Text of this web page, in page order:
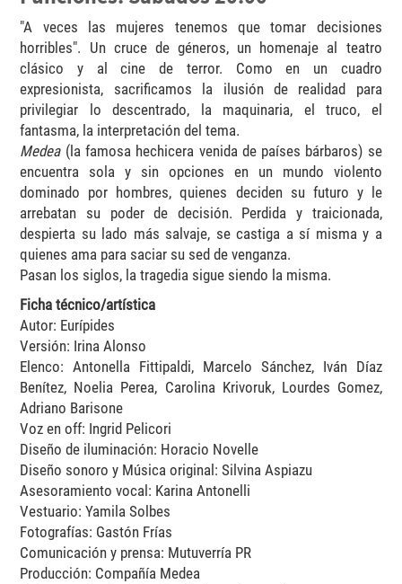
"A veces las mujeres tenemos que tomar decisiones
horribles". Un cruce de géneros, un homenaje al teatro
clásico y al cine de terror. Como en un cuadro
expresionista, sacrificamos la ilusión de realidad para
privilegiar lo descentrado, la maquinaria, el truco, el
fantasma, la interpretación del tema.
Medea (la famosa hechicera venida de países bárbaros) se
encuentra sola y sin opciones en un mundo violento
dominado por hombres, quienes deciden su futuro y le
arrebatan su poder de decisión. Perdida y traicionada,
despierta su lado más salvaje, se castiga a sí misma y a
quienes ama para saciar su sed de venganza.
Pasan los siglos, la tragedia sigue siendo la misma.
Ficha técnico/artística
Autor: Eurípides
Versión: Irina Alonso
Elenco: Antonella Fittipaldi, Marcelo Sánchez, Iván Díaz
Benítez, Noelia Perea, Carolina Krivoruk, Lourdes Gomez,
Adriano Barisone
Voz en off: Ingrid Pelicori
Diseño de iluminación: Horacio Novelle
Diseño sonoro y Música original: Silvina Aspiazu
Asesoramiento vocal: Karina Antonelli
Vestuario: Yamila Solbes
Fotografías: Gastón Frías
Comunicación y prensa: Mutuverría PR
Producción: Compañía Medea